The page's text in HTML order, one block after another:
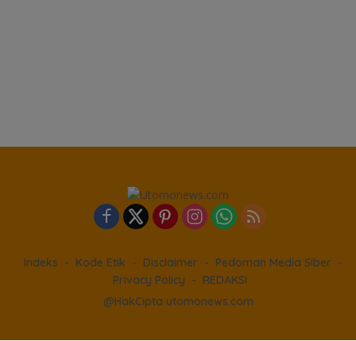
Indeks Kode Etik Disclaimer
Pedoman Media Siber
Privacy Policy
REDAKSI
@HakCipta utomonews.com